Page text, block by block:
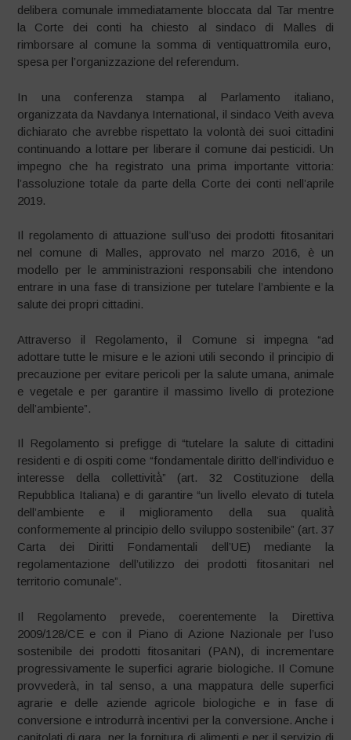
delibera comunale immediatamente bloccata dal Tar mentre
la Corte dei conti ha chiesto al sindaco di Malles di
rimborsare al comune la somma di ventiquattromila euro,
spesa per l’organizzazione del referendum.
In una conferenza stampa al Parlamento italiano,
organizzata da Navdanya International, il sindaco Veith aveva
dichiarato che avrebbe rispettato la volontà dei suoi cittadini
continuando a lottare per liberare il comune dai pesticidi. Un
impegno che ha registrato una prima importante vittoria:
l’assoluzione totale da parte della Corte dei conti nell’aprile
2019.
Il regolamento di attuazione sull’uso dei prodotti fitosanitari
nel comune di Malles, approvato nel marzo 2016, è un
modello per le amministrazioni responsabili che intendono
entrare in una fase di transizione per tutelare l’ambiente e la
salute dei propri cittadini.
Attraverso il Regolamento, il Comune si impegna “ad
adottare tutte le misure e le azioni utili secondo il principio di
precauzione per evitare pericoli per la salute umana, animale
e vegetale e per garantire il massimo livello di protezione
dell’ambiente”.
Il Regolamento si prefigge di “tutelare la salute di cittadini
residenti e di ospiti come “fondamentale diritto dell’individuo e
interesse della collettività̀” (art. 32 Costituzione della
Repubblica Italiana) e di garantire “un livello elevato di tutela
dell’ambiente e il miglioramento della sua qualità̀
conformemente al principio dello sviluppo sostenibile” (art. 37
Carta dei Diritti Fondamentali dell’UE) mediante la
regolamentazione dell’utilizzo dei prodotti fitosanitari nel
territorio comunale”.
Il Regolamento prevede, coerentemente la Direttiva
2009/128/CE e con il Piano di Azione Nazionale per l’uso
sostenibile dei prodotti fitosanitari (PAN), di incrementare
progressivamente le superfici agrarie biologiche. Il Comune
provvederà, in tal senso, a una mappatura delle superfici
agrarie e delle aziende agricole biologiche e in fase di
conversione e introdurrà incentivi per la conversione. Anche i
capitolati di gara, per la fornitura di alimenti e per il servizio di